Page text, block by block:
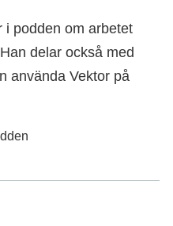
i podden om arbetet
delar också med
använda Vektor på